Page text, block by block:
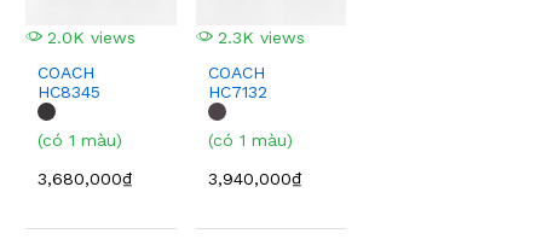
2.0K views
COACH
HC8345
(có 1 màu)
3,680,000₫
2.3K views
COACH
HC7132
(có 1 màu)
3,940,000₫